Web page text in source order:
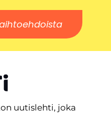
uutislehti, joka